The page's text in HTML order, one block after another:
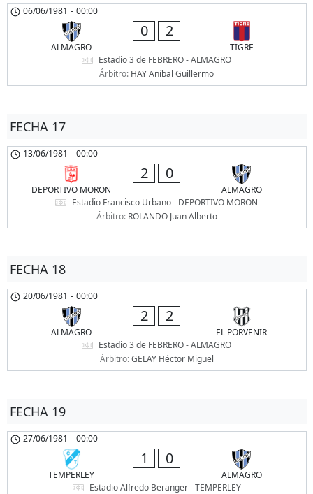
06/06/1981 - 00:00
ALMAGRO
0 2
TIGRE
Estadio 3 de FEBRERO - ALMAGRO
Árbitro: HAY Aníbal Guillermo
FECHA 17
13/06/1981 - 00:00
DEPORTIVO MORON
2 0
ALMAGRO
Estadio Francisco Urbano - DEPORTIVO MORON
Árbitro: ROLANDO Juan Alberto
FECHA 18
20/06/1981 - 00:00
ALMAGRO
2 2
EL PORVENIR
Estadio 3 de FEBRERO - ALMAGRO
Árbitro:GELAY Héctor Miguel
FECHA 19
27/06/1981 - 00:00
TEMPERLEY
1 0
ALMAGRO
Estadio Alfredo Beranger - TEMPERLEY